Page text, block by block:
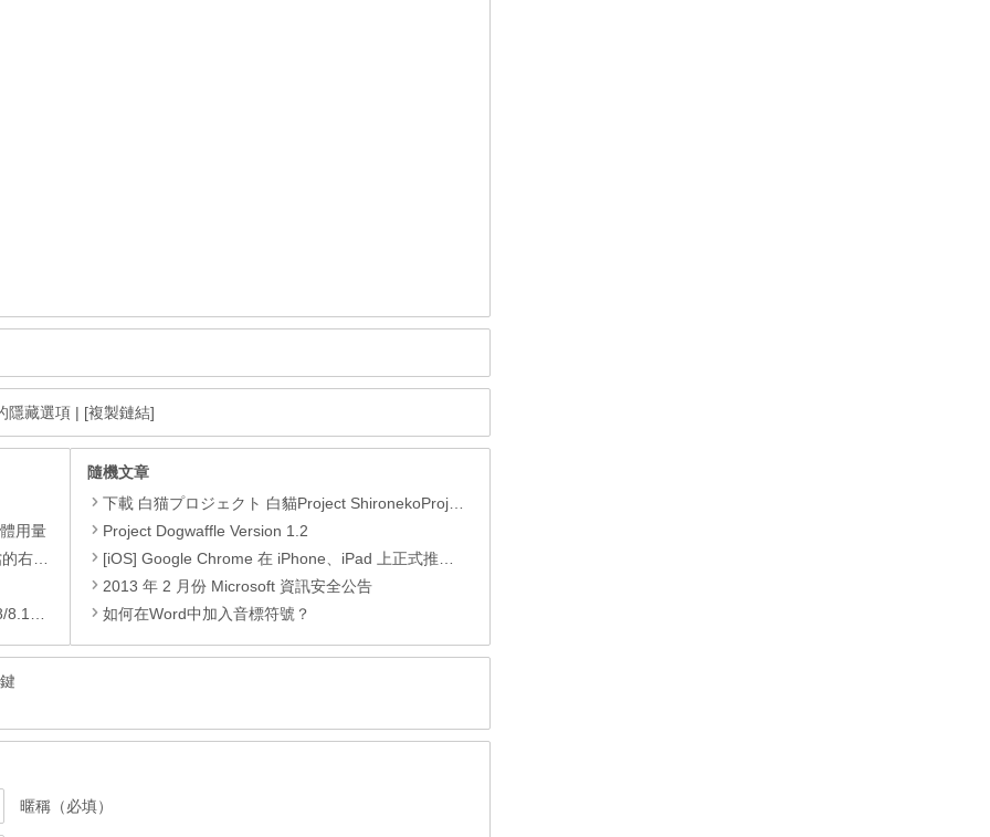
隱藏選項 | [複製鏈結]
用量
功能
10)
隨機文章
下載 白猫プロジェクト 白貓Project ShironekoProject APK
Project Dogwaffle Version 1.2
[iOS] Google Chrome 在 iPhone、iPad 上正式推出、來體驗超快瀏覽功能
2013 年 2 月份 Microsoft 資訊安全公告
如何在Word中加入音標符號？
暱稱（必填）